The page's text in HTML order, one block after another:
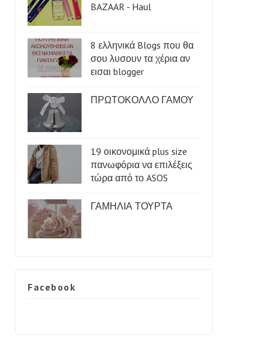
BAZAAR - Haul
8 ελληνικά Blogs που θα
σου λυσουν τα χέρια αν
εισαι blogger
ΠΡΩΤΟΚΟΛΛΟ ΓΑΜΟΥ
19 οικονομικά plus size
πανωφόρια να επιλέξεις
τώρα από το ASOS
ΓΑΜΗΛΙΑ ΤΟΥΡΤΑ
Facebook